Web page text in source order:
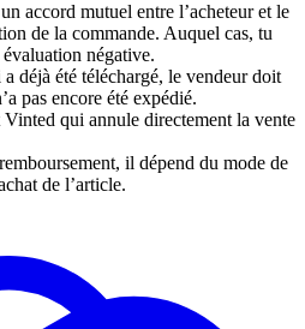
accord mutuel entre l’acheteur et le
de la commande. Auquel cas, tu
négative.
déjà été téléchargé, le vendeur doit
pas encore été expédié.
Vinted qui annule directement la vente
il dépend du mode de
de l’article.